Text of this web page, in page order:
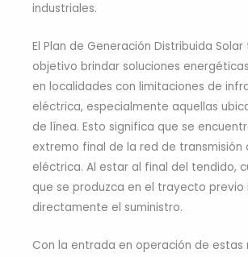
industriales.
El Plan de Generación Distribuida
objetivo brindar soluciones
en localidades con limitaciones de
eléctrica, especialmente aquellas
de línea. Esto significa que se
extremo final de la red de transmisión
eléctrica. Al estar al final del tendido,
que se produzca en el trayecto previo
directamente el suministro.
Con la entrada en operación de estas